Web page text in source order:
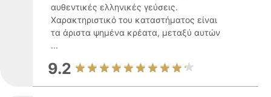
αυθεντικές ελληνικές γεύσεις.
Χαρακτηριστικό του καταστήματος είναι
τα άριστα ψημένα κρέατα, μεταξύ αυτών
...
9.2